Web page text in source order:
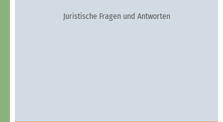
Juristische Fragen und Antworten